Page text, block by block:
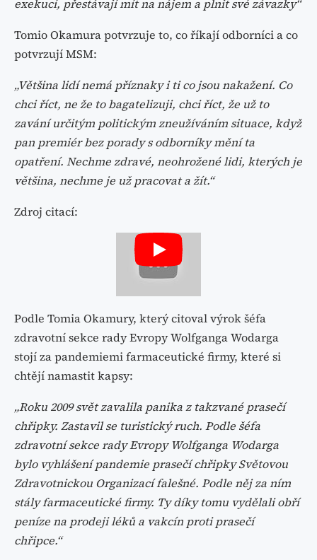
exekucí, přestávají mít na nájem a plnit své závazky“
Tomio Okamura potvrzuje to, co říkají odborníci a co
potvrzují MSM:
„Většina lidí nemá příznaky i ti co jsou nakažení. Co
chci říct, ne že to bagatelizuji, chci říct, že už to
zavání určitým politickým zneužíváním situace, když
pan premiér bez porady s odborníky mění ta
opatření. Nechme zdravé, neohrožené lidi, kterých je
většina, nechme je už pracovat a žít.“
Zdroj citací:
Podle Tomia Okamury, který citoval výrok šéfa
zdravotní sekce rady Evropy Wolfganga Wodarga
stojí za pandemiemi farmaceutické firmy, které si
chtějí namastit kapsy:
„Roku 2009 svět zavalila panika z takzvané prasečí
chřipky. Zastavil se turistický ruch. Podle šéfa
zdravotní sekce rady Evropy Wolfganga Wodarga
bylo vyhlášení pandemie prasečí chřipky Světovou
Zdravotnickou Organizací falešné. Podle něj za ním
stály farmaceutické firmy. Ty díky tomu vydělali obří
peníze na prodeji léků a vakcín proti prasečí
chřipce.“